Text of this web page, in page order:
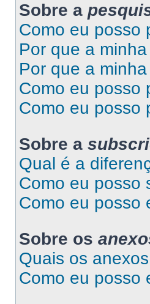
Sobre a
Como eu posso
Por que a
Por que a
Como eu posso
Como eu posso
Sobre a
Qual é a
Como eu posso
Como eu posso
Sobre os
Quais os
Como eu posso